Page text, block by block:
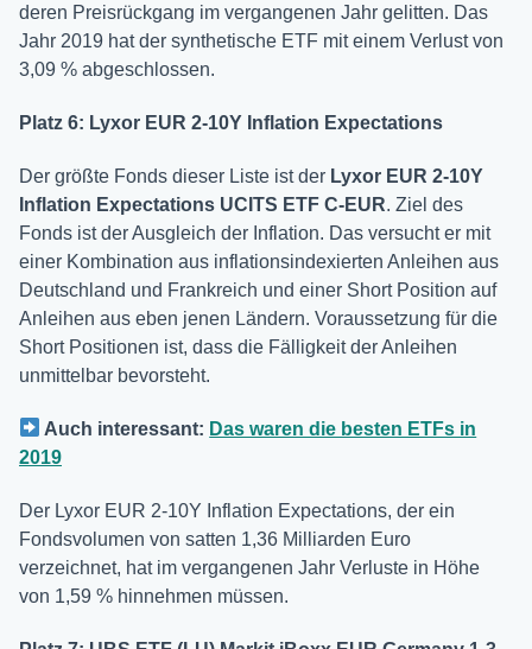
deren Preisrückgang im vergangenen Jahr gelitten. Das
Jahr 2019 hat der synthetische ETF mit einem Verlust von
3,09 % abgeschlossen.
Platz 6: Lyxor EUR 2-10Y Inflation Expectations
Der größte Fonds dieser Liste ist der Lyxor EUR 2-10Y
Inflation Expectations UCITS ETF C-EUR. Ziel des
Fonds ist der Ausgleich der Inflation. Das versucht er mit
einer Kombination aus inflationsindexierten Anleihen aus
Deutschland und Frankreich und einer Short Position auf
Anleihen aus eben jenen Ländern. Voraussetzung für die
Short Positionen ist, dass die Fälligkeit der Anleihen
unmittelbar bevorsteht.
Auch interessant: Das waren die besten ETFs in
2019
Der Lyxor EUR 2-10Y Inflation Expectations, der ein
Fondsvolumen von satten 1,36 Milliarden Euro
verzeichnet, hat im vergangenen Jahr Verluste in Höhe
von 1,59 % hinnehmen müssen.